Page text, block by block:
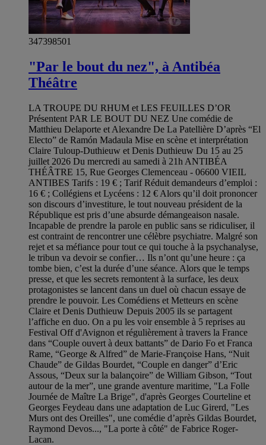
347398501
"Par le bout du nez", à Antibéa
Théâtre
LA TROUPE DU RHUM et LES FEUILLES D’OR
Présentent PAR LE BOUT DU NEZ Une comédie de
Matthieu Delaporte et Alexandre De La Patellière D’après “El
Electo” de Ramón Madaula Mise en scène et interprétation
Claire Tuloup-Duthieuw et Denis Duthieuw Du 15 au 25
juillet 2026 Du mercredi au samedi à 21h ANTIBÉA
THÉÂTRE 15, Rue Georges Clemenceau - 06600 VIEIL
ANTIBES Tarifs : 19 € ; Tarif Réduit demandeurs d’emploi :
16 € ; Collégiens et Lycéens : 12 € Alors qu’il doit prononcer
son discours d’investiture, le tout nouveau président de la
République est pris d’une absurde démangeaison nasale.
Incapable de prendre la parole en public sans se ridiculiser, il
est contraint de rencontrer une célèbre psychiatre. Malgré son
rejet et sa méfiance pour tout ce qui touche à la psychanalyse,
le tribun va devoir se confier… Ils n’ont qu’une heure : ça
tombe bien, c’est la durée d’une séance. Alors que le temps
presse, et que les secrets remontent à la surface, les deux
protagonistes se lancent dans un duel où chacun essaye de
prendre le pouvoir. Les Comédiens et Metteurs en scène
Claire et Denis Duthieuw Depuis 2005 ils se partagent
l’affiche en duo. On a pu les voir ensemble à 5 reprises au
Festival Off d'Avignon et régulièrement à travers la France
dans “Couple ouvert à deux battants” de Dario Fo et Franca
Rame, “George & Alfred” de Marie-Françoise Hans, “Nuit
Chaude” de Gildas Bourdet, “Couple en danger” d’Eric
Assous, “Deux sur la balançoire” de William Gibson, “Tout
autour de la mer”, une grande aventure maritime, "La Folle
Journée de Maître La Brige", d'après Georges Courteline et
Georges Feydeau dans une adaptation de Luc Girerd, "Les
Murs ont des Oreilles", une comédie d’après Gildas Bourdet,
Raymond Devos..., "La porte à côté" de Fabrice Roger-
Lacan.